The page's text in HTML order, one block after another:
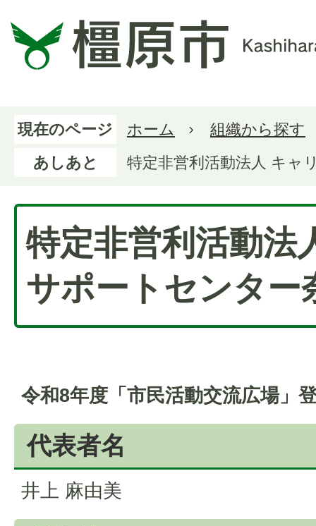
現在のページ ホーム
組織から探す
あしあと
特定非営利活動法人 キャ
特定非営利活動法
サポートセンター
令和8年度「市民活動交流広場」
代表者名
井上 麻由美